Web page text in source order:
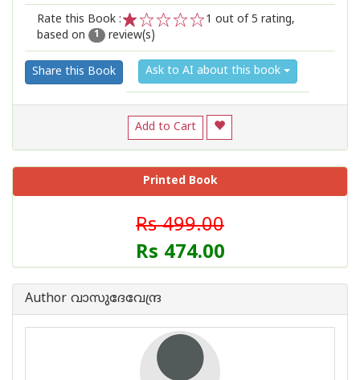
Rate this Book :
2
1
1 out of 5 rating,
based on
1 review(s)
Share this Book Ask to AI about this book
Add to Cart
Printed Book
Rs 499.00
Rs 474.00
Author വാസുദേവേന്ദ്ര